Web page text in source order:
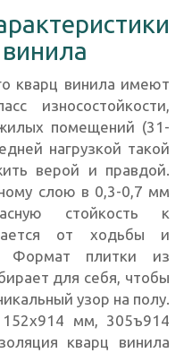
кварц винила имеют
износостойкости,
помещений (31-
нагрузкой такой
верой и правдой.
слою в 0,3-0,7 мм
стойкость к
от ходьбы и
Формат плитки из
для себя, чтобы
узор на полу.
мм, 305ъ914
кварц винила